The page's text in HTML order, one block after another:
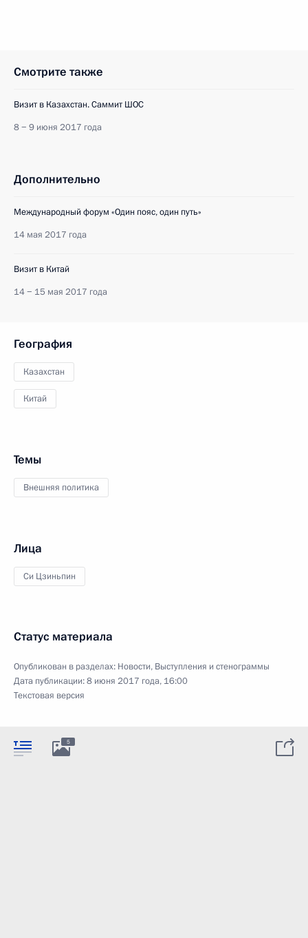
Смотрите также
Визит в Казахстан. Саммит ШОС
8 − 9 июня 2017 года
Дополнительно
Международный форум «Один пояс, один путь»
14 мая 2017 года
Визит в Китай
14 − 15 мая 2017 года
География
Казахстан
Китай
Темы
Внешняя политика
Лица
Си Цзиньпин
Статус материала
Опубликован в разделах: Новости, Выступления и стенограммы
Дата публикации:8 июня 2017 года, 16:00
Текстовая версия
5